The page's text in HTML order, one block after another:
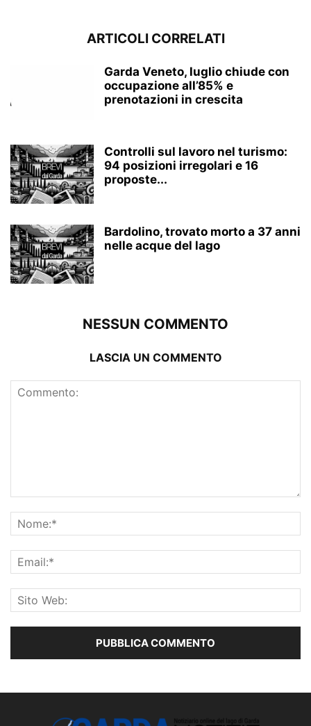
ARTICOLI CORRELATI
Garda Veneto, luglio chiude con
occupazione all’85% e
prenotazioni in crescita
Controlli sul lavoro nel turismo:
94 posizioni irregolari e 16
proposte...
Bardolino, trovato morto a 37 anni
nelle acque del lago
NESSUN COMMENTO
LASCIA UN COMMENTO